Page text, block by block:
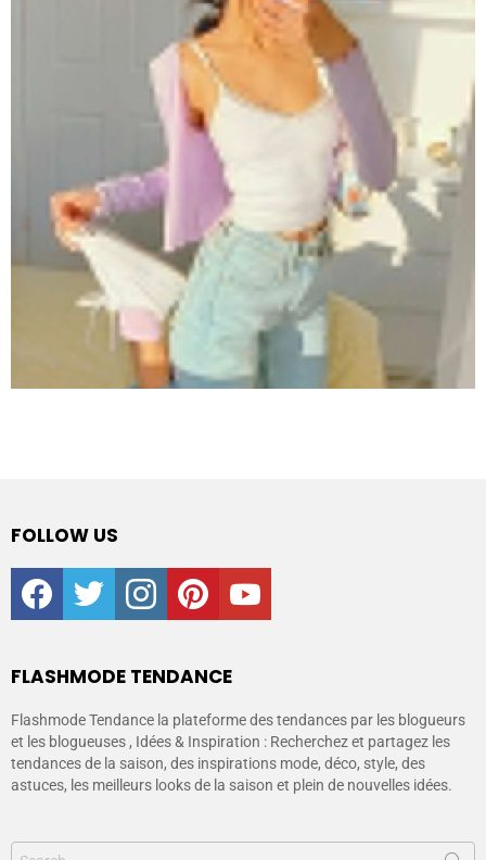
FOLLOW US
facebooktwitter instagrampinterestyoutube
FLASHMODE TENDANCE
Flashmode Tendance la plateforme des tendances par les blogueurs
et les blogueuses , Idées & Inspiration : Recherchez et partagez les
tendances de la saison, des inspirations mode, déco, style, des
astuces, les meilleurs looks de la saison et plein de nouvelles idées.